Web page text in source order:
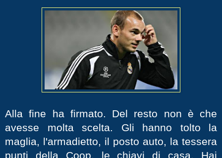
Alla fine ha firmato. Del resto non è che
avesse molta scelta. Gli hanno tolto la
maglia, l'armadietto, il posto auto, la tessera
punti della Coop, le chiavi di casa. Hai